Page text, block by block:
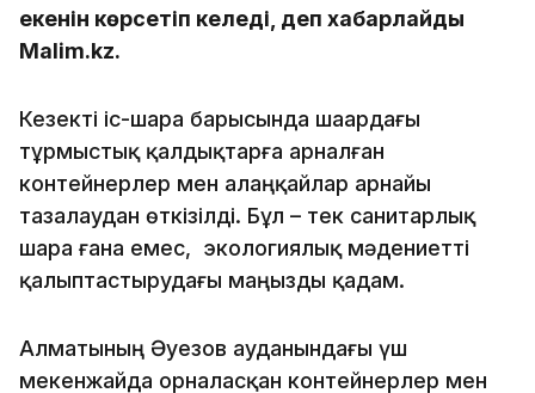
екенін көрсетіп келеді, деп хабарлайды
Malim.kz.
Кезекті іс-шара барысында шаһардағы
тұрмыстық қалдықтарға арналған
контейнерлер мен алаңқайлар арнайы
тазалаудан өткізілді. Бұл – тек санитарлық
шара ғана емес, экологиялық мәдениетті
қалыптастырудағы маңызды қадам.
Алматының Әуезов ауданындағы үш
мекенжайда орналасқан контейнерлер мен